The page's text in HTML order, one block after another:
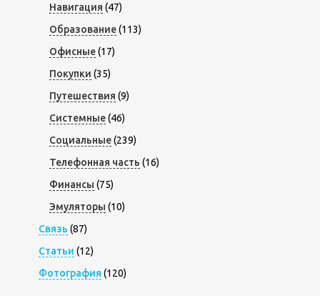
Навигация (47)
Образование(113)
Офисные(17)
Покупки (35)
Путешествия (9)
Системные(46)
Социальные(239)
Телефонная часть (16)
Финансы (75)
Эмуляторы (10)
Связь (87)
Статьи (12)
Фотография (120)